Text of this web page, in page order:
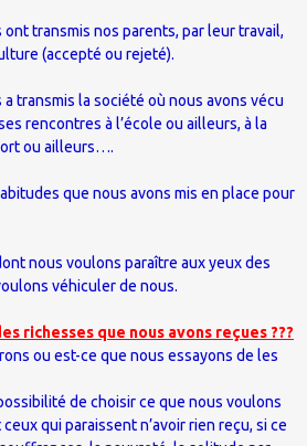
transmis nos parents, par leur travail,
(accepté ou rejeté).
transmis la société où nous avons vécu
rencontres à l’école ou ailleurs, à la
ou ailleurs….
que nous avons mis en place pour
nous voulons paraître aux yeux des
véhiculer de nous.
richesses que nous avons reçues ???
ou est-ce que nous essayons de les
de choisir ce que nous voulons
qui paraissent n’avoir rien reçu, si ce